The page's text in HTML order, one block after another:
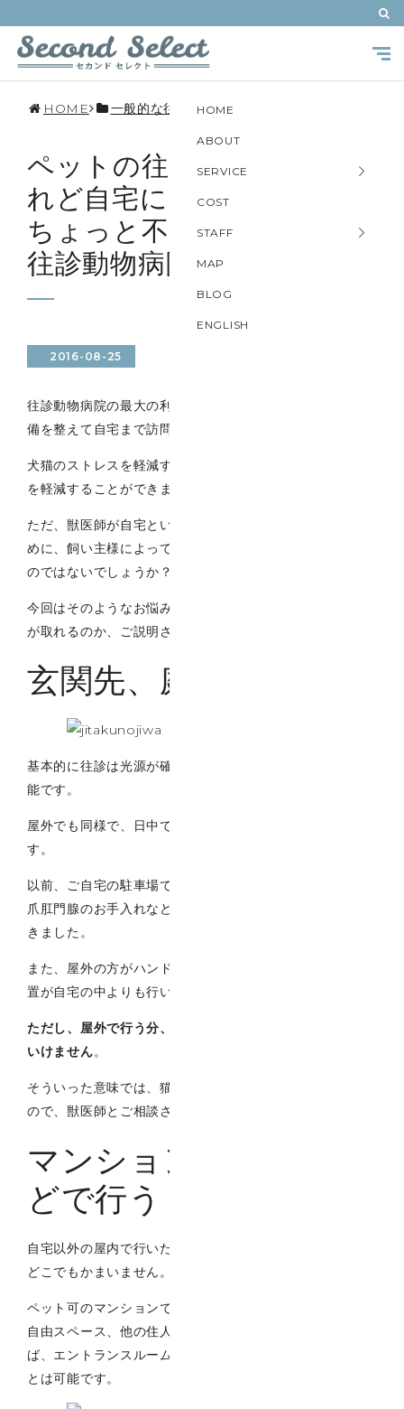
HOME
ABOUT
SERVICE
COST
STAFF
MAP
BLOG
ENGLISH
HOME 一般的な往診動物病院のご説明
ペットの往診を頼みたいけ
れど自宅に来られるのって
ちょっと不安。そんな時の
往診動物病院の利用法。
2016-08-25
往診動物病院の最大の利点は、獣医師がしっかりとした準
備を整えて自宅まで訪問することです。
犬猫のストレスを軽減するうえ、飼い主様の移動のご負担
を軽減することができます。
ただ、獣医師が自宅というもろプライベート空間に来るた
めに、飼い主様によって少し気が引ける方もいらっしゃる
のではないでしょうか？
今回はそのようなお悩みに対し、往診医がどのような対応
が取れるのか、ご説明させていただきます。
玄関先、庭で行う
基本的に往診は光源が確保できればどこでも行うことは可
能です。
屋外でも同様で、日中であれば特に問題はないと思いま
す。
以前、ご自宅の駐車場で診察をしたこともありますが、耳
爪肛門腺のお手入れなど、一通り滞りなくすすむことがで
きました。
また、屋外の方がハンドリングをしやすいことも多く、処
置が自宅の中よりも行いやすいこともあります。
ただし、屋外で行う分、逃走などには十分気を付けないと
いけません。
そういった意味では、猫は屋外での診察は不適になります
ので、獣医師とご相談されるといいと思います。
マンションの集会場な
どで行う
自宅以外の屋内で行いたい場合、その場所が確保できれば
どこでもかまいません。
ペット可のマンションであれば、共用部分である集会所や
自由スペース、他の住人の方の邪魔にならないようであれ
ば、エントランスルームやレセプションルームでも行うこ
とは可能です。